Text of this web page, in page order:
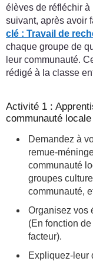
élèves de réfléchir à
suivant, après avoir
clé : Travail de
chaque groupe de
leur communauté.
rédigé à la classe
Activité 1 :
communauté locale
Demandez à
remue-
communauté
groupes
communauté,
Organisez vos
(En fonction
facteur).
Expliquez-leur